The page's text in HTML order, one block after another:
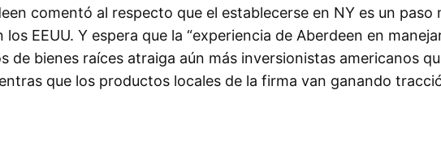
comentó al respecto que el establecerse en NY es un paso
EEUU. Y espera que la “experiencia de Aberdeen en
de bienes raíces atraiga aún más inversionistas americanos
que los productos locales de la firma van ganando